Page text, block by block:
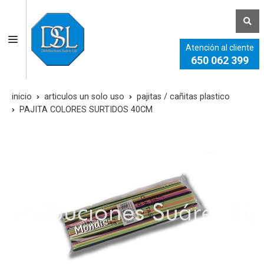
Atención al cliente
650 062 399
inicio articulos un solo uso
pajitas / cañitas plastico
PAJITA COLORES SURTIDOS 40CM